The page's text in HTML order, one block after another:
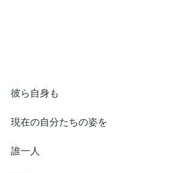
彼ら自身も
現在の自分たちの姿を
誰一人